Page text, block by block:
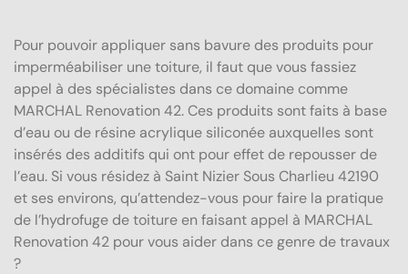
Pour pouvoir appliquer sans bavure des produits pour
imperméabiliser une toiture, il faut que vous fassiez
appel à des spécialistes dans ce domaine comme
MARCHAL Renovation 42. Ces produits sont faits à base
d’eau ou de résine acrylique siliconée auxquelles sont
insérés des additifs qui ont pour effet de repousser de
l’eau. Si vous résidez à Saint Nizier Sous Charlieu 42190
et ses environs, qu’attendez-vous pour faire la pratique
de l’hydrofuge de toiture en faisant appel à MARCHAL
Renovation 42 pour vous aider dans ce genre de travaux
?